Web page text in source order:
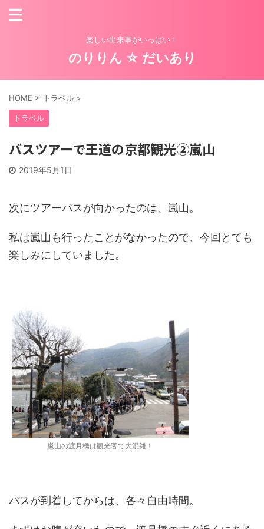
楽しい出来事がいっぱい！
のりりん ☆ だいあり
HOME > トラベル >
トラベル
バスツアーで王道の京都観光②嵐山
2019年5月1日
次にツアーバスが向かったのは、嵐山。
私は嵐山も行ったことがなかったので、今回とても
楽しみにしていました。
嵐山の渡月橋は観光客で大混雑！
バスが到着してからは、各々自由時間。